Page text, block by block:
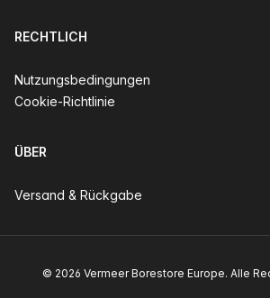
RECHTLICH
Nutzungsbedingungen
Cookie-Richtlinie
ÜBER
Versand & Rückgabe
© 2026 Vermeer Borestore Europe. Alle